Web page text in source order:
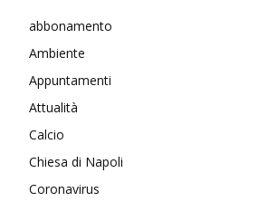
abbonamento
Ambiente
Appuntamenti
Attualità
Calcio
Chiesa di Napoli
Coronavirus